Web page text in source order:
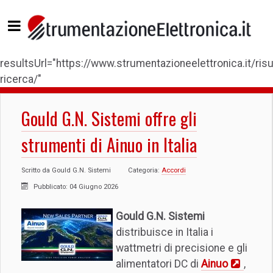
resultsUrl="https://www.strumentazioneelettronica.it/
ricerca/"
Gould G.N. Sistemi offre gli
strumenti di Ainuo in Italia
Scritto da Gould G.N. Sistemi Categoria: Accordi
Pubblicato: 04 Giugno 2026
Gould G.N. Sistemi
distribuisce in Italia i
wattmetri di precisione e gli
alimentatori DC di Ainuo
,